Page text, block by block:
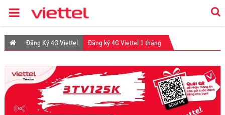
Đăng Ký 4G Viettel Đăng ký 4G Viettel 1 tháng